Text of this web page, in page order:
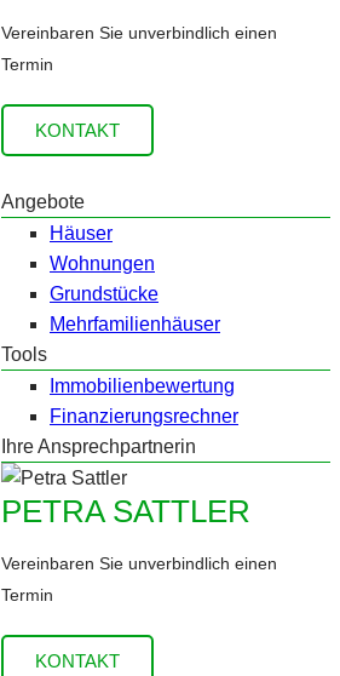
Vereinbaren Sie unverbindlich einen
Termin
KONTAKT
Angebote
Häuser
Wohnungen
Grundstücke
Mehrfamilienhäuser
Tools
Immobilienbewertung
Finanzierungsrechner
Ihre Ansprechpartnerin
PETRA SATTLER
Vereinbaren Sie unverbindlich einen
Termin
KONTAKT